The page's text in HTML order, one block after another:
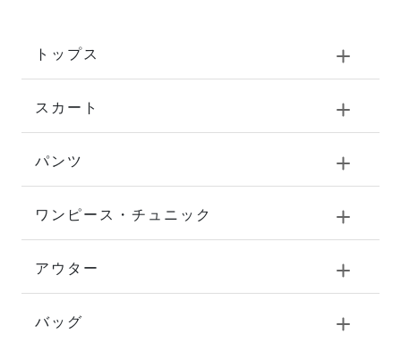
トップス
スカート
パンツ
ワンピース・チュニック
アウター
バッグ